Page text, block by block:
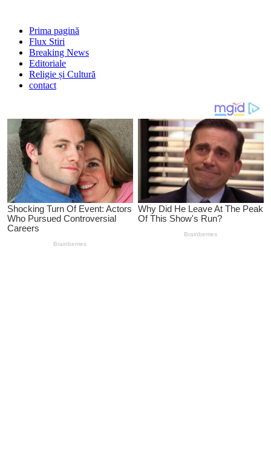
Prima pagină
Flux Stiri
Breaking News
Editoriale
Religie și Cultură
contact